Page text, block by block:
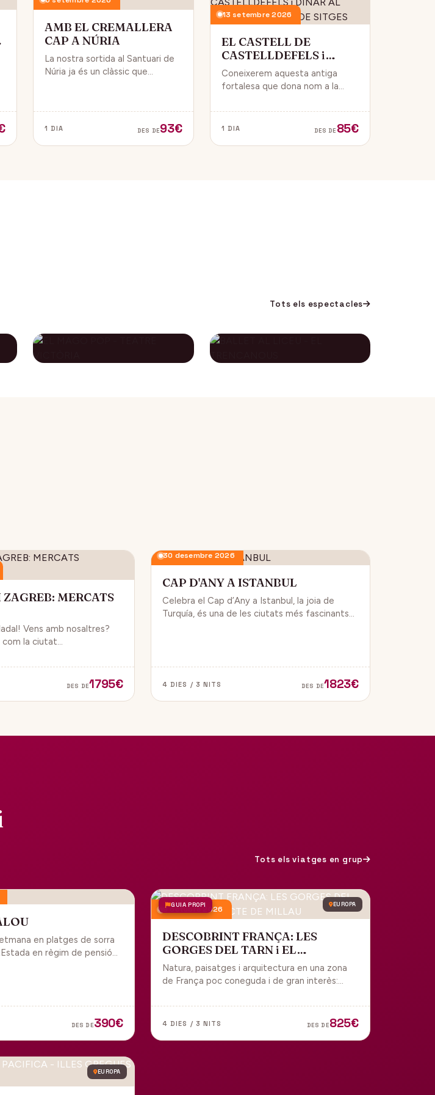
AMB EL CREMALLERA
CAP A NÚRIA
La nostra sortida al Santuari de
Núria ja és un clàssic que
veurem des del Cremallera.
1 DIA DES DE93€
13 setembre 2026
EL CASTELL DE
CASTELLDEFELS i
DINAR AL PASSEIG
MARITIM DE SITGES
Coneixerem aquesta antiga
fortalesa que dona nom a la
un punt estratègic amb vistes al
mar Mediterrani.
1 DIA DES DE 85€
Tots els espectacles
MERCATS
Vens amb nosaltres?
com la ciutat
de les millors
d’Europa.
DES DE1795€
30 desembre 2026
CAP D'ANY A ISTANBUL
Celebra el Cap d’Any a Istanbul, la joia de
Turquía, és una de les ciutats més fascinants
4 DIES / 3 NITS DES DE1823€
Tots els viatges en grup
en platges de sorra
en règim de pensió
DES DE390€
GUIA PROPI EUROPA
9 octubre 2026
DESCOBRINT FRANÇA: LES
GORGES DEL TARN i EL
VIADUCTE DE MILLAU
Natura, paisatges i arquitectura en una zona
de França poc coneguda i de gran interès:
l'impressionant Viaducte de Millau.
4 DIES / 3 NITS DES DE825€
EUROPA